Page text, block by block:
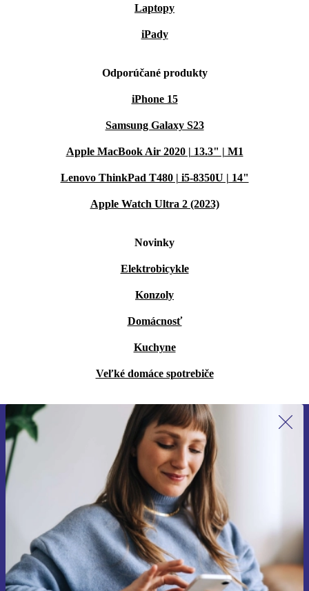
Laptopy
iPady
Odporúčané produkty
iPhone 15
Samsung Galaxy S23
Apple MacBook Air 2020 | 13.3" | M1
Lenovo ThinkPad T480 | i5-8350U | 14"
Apple Watch Ultra 2 (2023)
Novinky
Elektrobicykle
Konzoly
Domácnosť
Kuchyne
Veľké domáce spotrebiče
Prihláste sa prvýkrát na newsletter!
Už nikdy nezmeškajte ponuku.
Zaregistrovať sa
Informácie o používaní osobných údajov nájdete v našich
Zásadách ochrany osobných údajov.